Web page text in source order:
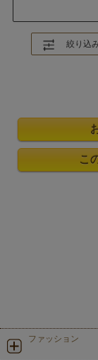
絞り込
ファッション